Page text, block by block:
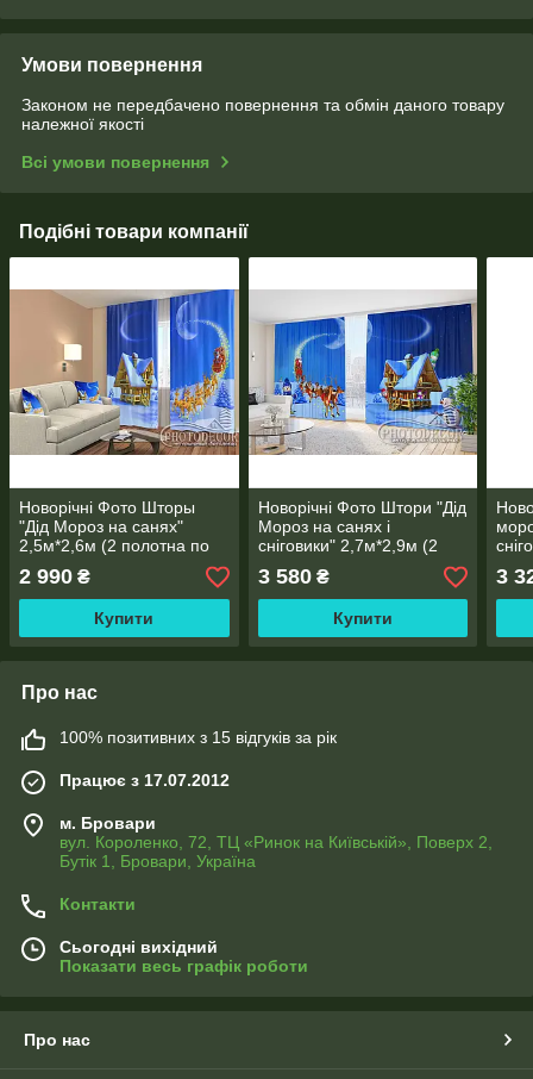
Умови повернення
Законом не передбачено повернення та обмін даного товару
належної якості
Всі умови повернення
Подібні товари компанії
Новорічні Фото Шторы
"Дід Мороз на санях"
2,5м*2,6м (2 полотна по
2 990 ₴
Купити
Новорічні Фото Штори "Дід
Мороз на санях і
сніговики" 2,7м*2,9м (2
полотна по 1,45м), тасьма
3 580₴
Купити
3
Про нас
100% позитивних з 15 відгуків за рік
Працює з 17.07.2012
м. Бровари
вул. Короленко, 72, ТЦ «Ринок на Київській», Поверх 2,
Бутік 1, Бровари, Україна
Контакти
Сьогодні вихідний
Показати весь графік роботи
Про нас